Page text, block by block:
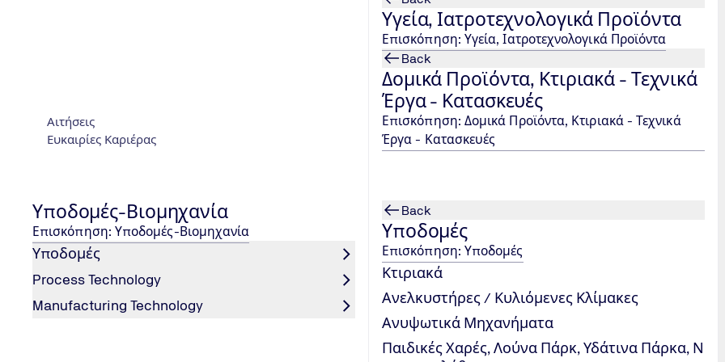
Αιτήσεις
Ευκαιρίες Καριέρας
Υγεία, Ιατροτεχνολογικά Προϊόντα
Επισκόπηση: Υγεία, Ιατροτεχνολογικά Προϊόντα
Back
Δομικά Προϊόντα, Κτιριακά - Τεχνικά
Έργα - Κατασκευές
Επισκόπηση: Δομικά Προϊόντα, Κτιριακά - Τεχνικά
Έργα - Κατασκευές
Υποδομές-Βιομηχανία
Επισκόπηση: Υποδομές-Βιομηχανία
Υποδομές
Process Technology
Manufacturing Technology
Back
Υποδομές
Επισκόπηση: Υποδομές
Κτιριακά
Ανελκυστήρες / Κυλιόμενες Κλίμακες
Ανυψωτικά Μηχανήματα
Παιδικές Χαρές, Λούνα Πάρκ, Υδάτινα Πάρκα, Ν
παρέχοντάς σας αντικειμενική ενημέρωση καθ’ όλη τη διάρκεια της διαδικασίας αξιολόγησης. Σας
αξιοπιστία. Επίσης, χάρη στο παγκόσμιο δίκτυό μας, μπορούμε να σας προσφέρουμε τις υπηρεσίες
Στοιχεία Επικοινωνίας TÜV NORD Hellas, Certification
Tel.: +30 215 215 7459/
ΣΤΟΙΧΕΊΑ ΕΠΙΚΟΙΝΩΝΊΑΣ